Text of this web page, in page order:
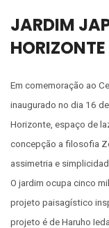
JARDIM
HORIZONTE
Em comemoração ao
inaugurado no dia 16
Horizonte, espaço de
concepção a filosofia
assimetria e
O jardim ocupa cinco
projeto paisagístico
projeto é de Haruho